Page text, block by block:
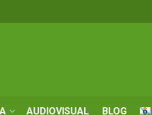
AUDIOVISUAL BLOG